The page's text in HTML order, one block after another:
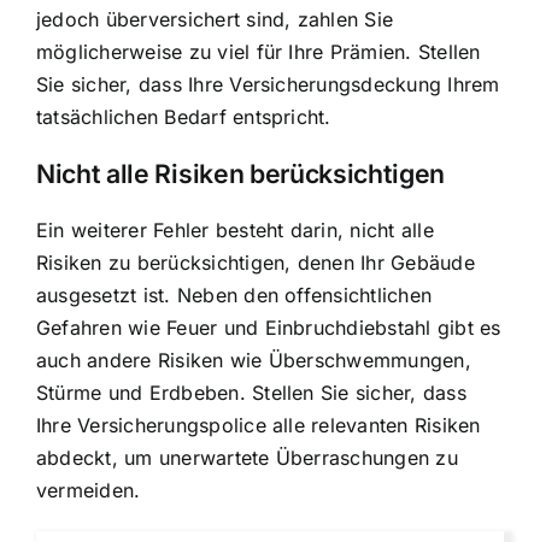
jedoch überversichert sind, zahlen Sie
möglicherweise zu viel für Ihre Prämien. Stellen
Sie sicher, dass Ihre Versicherungsdeckung Ihrem
tatsächlichen Bedarf entspricht.
Nicht alle Risiken berücksichtigen
Ein weiterer Fehler besteht darin, nicht alle
Risiken zu berücksichtigen, denen Ihr Gebäude
ausgesetzt ist. Neben den offensichtlichen
Gefahren wie Feuer und Einbruchdiebstahl gibt es
auch andere Risiken wie Überschwemmungen,
Stürme und Erdbeben. Stellen Sie sicher, dass
Ihre Versicherungspolice alle relevanten Risiken
abdeckt, um unerwartete Überraschungen zu
vermeiden.